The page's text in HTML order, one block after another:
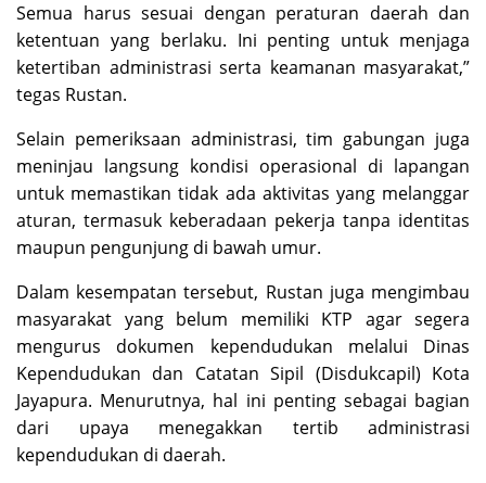
Semua harus sesuai dengan peraturan daerah dan
ketentuan yang berlaku. Ini penting untuk menjaga
ketertiban administrasi serta keamanan masyarakat,”
tegas Rustan.
Selain pemeriksaan administrasi, tim gabungan juga
meninjau langsung kondisi operasional di lapangan
untuk memastikan tidak ada aktivitas yang melanggar
aturan, termasuk keberadaan pekerja tanpa identitas
maupun pengunjung di bawah umur.
Dalam kesempatan tersebut, Rustan juga mengimbau
masyarakat yang belum memiliki KTP agar segera
mengurus dokumen kependudukan melalui Dinas
Kependudukan dan Catatan Sipil (Disdukcapil) Kota
Jayapura. Menurutnya, hal ini penting sebagai bagian
dari upaya menegakkan tertib administrasi
kependudukan di daerah.